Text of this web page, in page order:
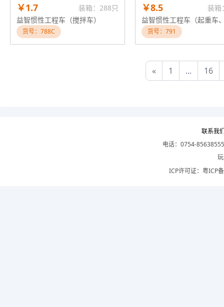
￥1.7
装箱：288只
益智惯性工程车（搅拌车）
货号：788C
￥8.5 装箱
货号：791
« 1 ... 16
联系我
电话：0754-
ICP许可证： 粤ICP